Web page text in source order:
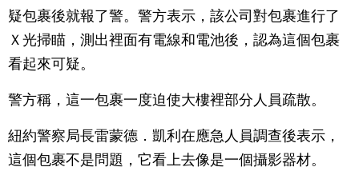
疑包裹後就報了警。警方表示，該公司對包裹進行了
Ｘ光掃瞄，測出裡面有電線和電池後，認為這個包裹
看起來可疑。
警方稱，這一包裹一度迫使大樓裡部分人員疏散。
紐約警察局長雷蒙德．凱利在應急人員調查後表示，
這個包裹不是問題，它看上去像是一個攝影器材。